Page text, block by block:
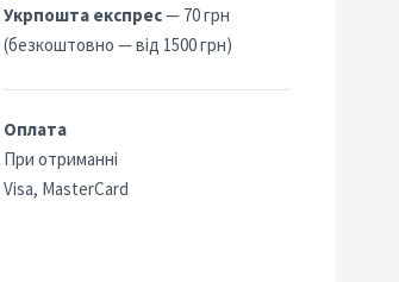
Укрпошта експрес— 70 грн
(безкоштовно — від 1500 грн)
Оплата
При отриманні
Visa, MasterCard